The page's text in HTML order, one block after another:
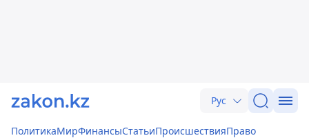
Рус
ПолитикаМирФинансыСтатьиПроисшествияПраво